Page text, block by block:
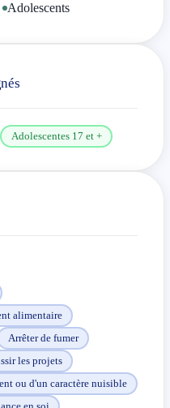
adapté à votre histoire
avec sérieux,
Adolescents
Adolescentes 17 et +
alimentaire
Arrêter de fumer
les projets
ou d'un caractère nuisible